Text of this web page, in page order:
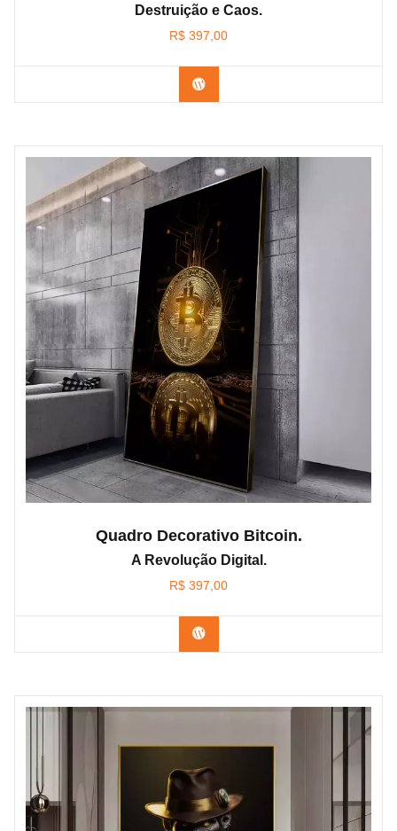
Destruição e Caos.
R$ 397,00
Confira os modelos
Quadro Decorativo Bitcoin.
A Revolução Digital.
R$ 397,00
Confira os modelos